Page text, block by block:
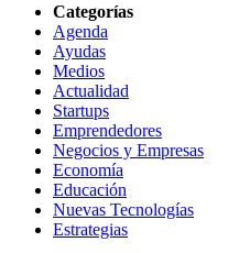
Categorías
Agenda
Ayudas
Medios
Actualidad
Startups
Emprendedores
Negocios y Empresas
Economía
Educación
Nuevas Tecnologías
Estrategias